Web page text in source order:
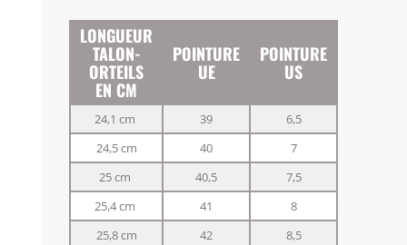
LONGUEUR
TALON-
ORTEILS
EN CM
POINTURE
UE
POINTURE
US
24,1 cm 39
6,5
24,5 cm
40
7
25 cm
40,5
7,5
25,4 cm
41
8
25,8 cm
42
8,5